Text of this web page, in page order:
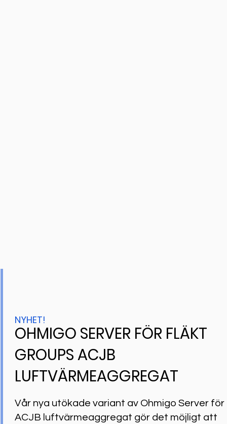
OHMIGO SERVER FÖR FLÄKT
GROUPS ACJB
LUFTVÄRMEAGGREGAT
NYHET!
Vår nya utökade variant av Ohmigo Server för
ACJB luftvärmeaggregat gör det möjligt att